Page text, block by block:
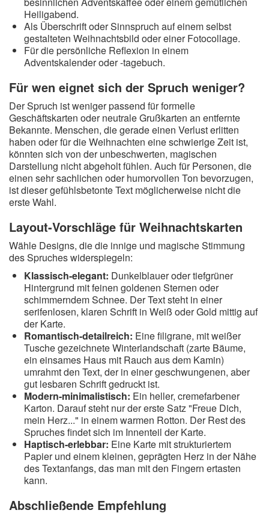
Heiligabend.
Als Überschrift oder Sinnspruch auf einem selbst
gestalteten Weihnachtsbild oder einer Fotocollage.
Für die persönliche Reflexion in einem
Adventskalender oder -tagebuch.
Für wen eignet sich der Spruch weniger?
Der Spruch ist weniger passend für formelle
Geschäftskarten oder neutrale Grußkarten an entfernte
Bekannte. Menschen, die gerade einen Verlust erlitten
haben oder für die Weihnachten eine schwierige Zeit ist,
könnten sich von der unbeschwerten, magischen
Darstellung nicht abgeholt fühlen. Auch für Personen, die
einen sehr sachlichen oder humorvollen Ton bevorzugen,
ist dieser gefühlsbetonte Text möglicherweise nicht die
erste Wahl.
Layout-Vorschläge für Weihnachtskarten
Wähle Designs, die die innige und magische Stimmung
des Spruches widerspiegeln:
Klassisch-elegant: Dunkelblauer oder tiefgrüner
Hintergrund mit feinen goldenen Sternen oder
schimmerndem Schnee. Der Text steht in einer
serifenlosen, klaren Schrift in Weiß oder Gold mittig auf
der Karte.
Romantisch-detailreich: Eine filigrane, mit weißer
Tusche gezeichnete Winterlandschaft (zarte Bäume,
ein einsames Haus mit Rauch aus dem Kamin)
umrahmt den Text, der in einer geschwungenen, aber
gut lesbaren Schrift gedruckt ist.
Modern-minimalistisch: Ein heller, cremefarbener
Karton. Darauf steht nur der erste Satz "Freue Dich,
mein Herz..." in einem warmen Rotton. Der Rest des
Spruches findet sich im Innenteil der Karte.
Haptisch-erlebbar: Eine Karte mit strukturiertem
Papier und einem kleinen, geprägten Herz in der Nähe
des Textanfangs, das man mit den Fingern ertasten
kann.
Abschließende Empfehlung